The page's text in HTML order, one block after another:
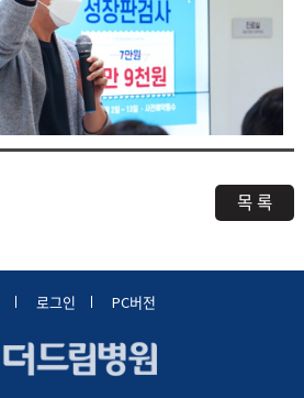
목 록
로그인 PC버전